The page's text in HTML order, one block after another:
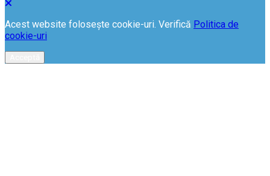
Acest website folosește cookie-uri. Verifică Politica de
cookie-uri